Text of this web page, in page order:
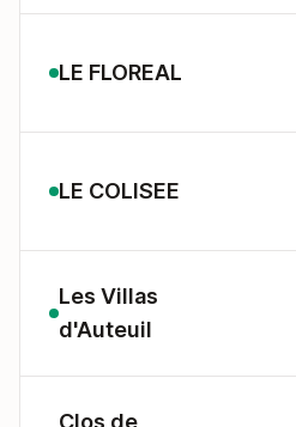
LE FLOREAL
LE COLISEE
Les Villas
d'Auteuil
Clos de